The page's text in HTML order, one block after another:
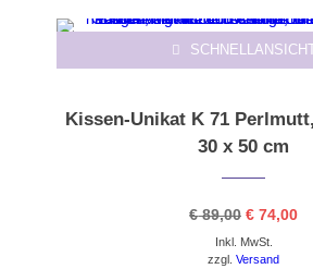
SCHNELLANSICHT
Kissen-Unikat K 71
30 x 50 cm
€89,00
Preis
war:
€ 89,00
€ 74,00
Inkl. MwSt.
zzgl.Versand